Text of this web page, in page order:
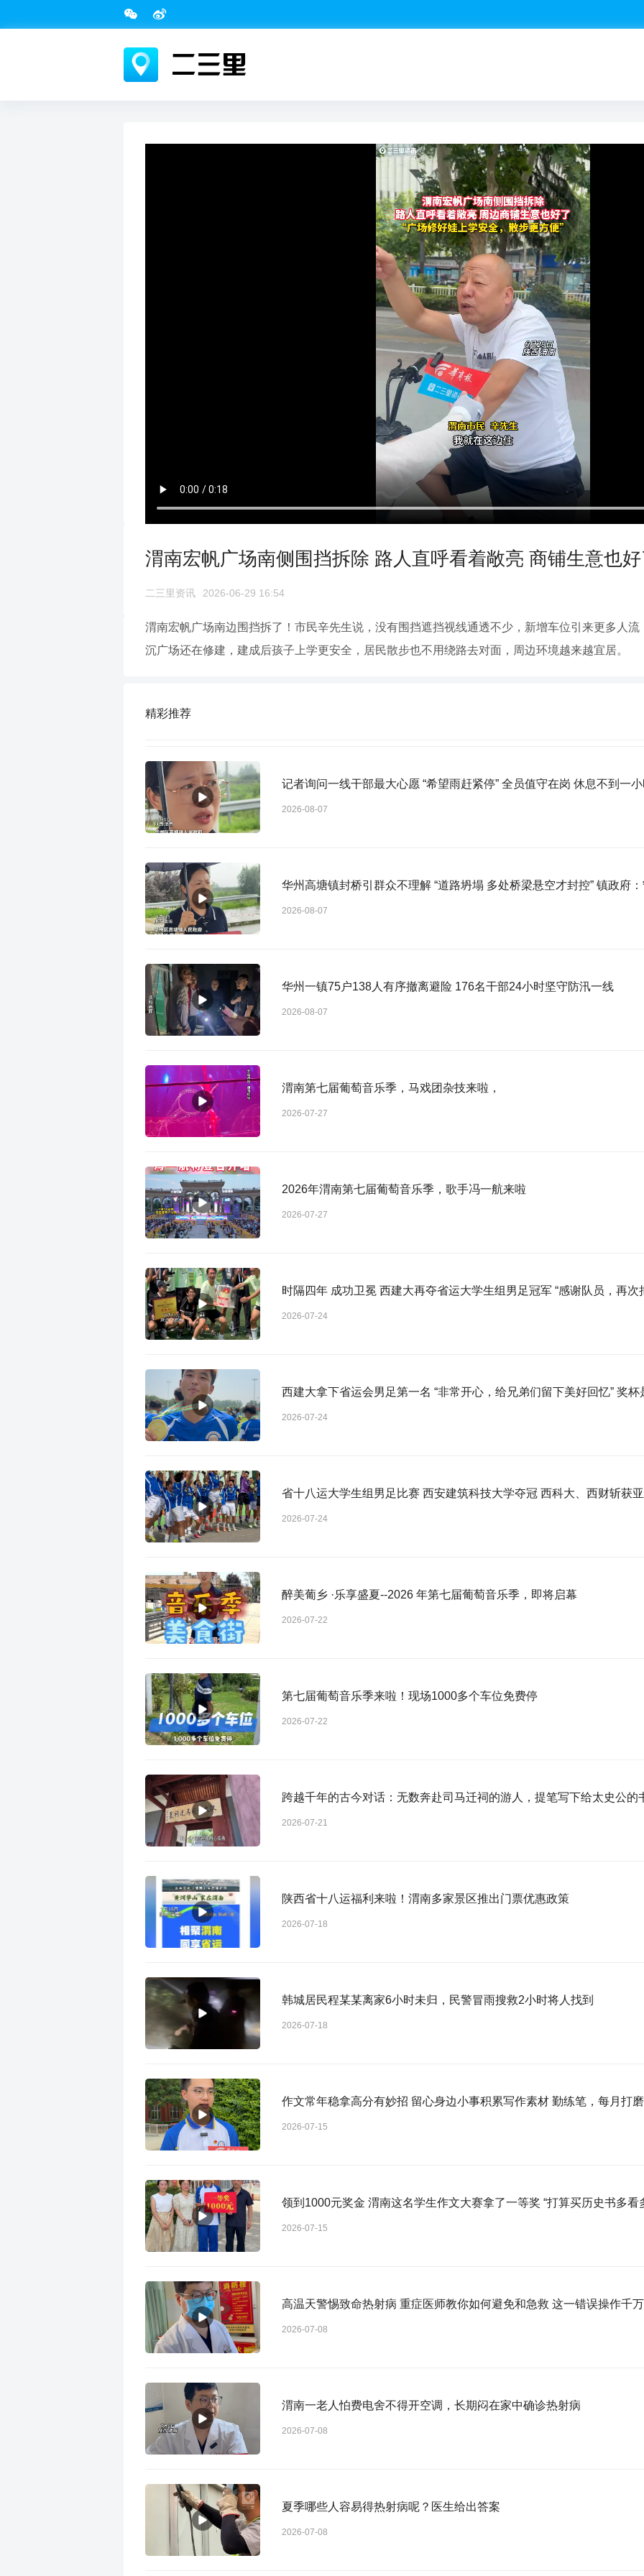
渭南宏帆广场南侧围挡拆除 路人直呼看着敞亮 商铺生意也
二三里资讯 2026-06-29 16:54
渭南宏帆广场南边围挡拆了！市民辛先生说，没有围挡遮挡视线通透不少，新增车位引来更多人
沉广场还在修建，建成后孩子上学更安全，居民散步也不用绕路去对面，周边环境越来越宜居。
精彩推荐
记者询问一线干部最大心愿 “希望雨赶紧停” 全员值守在岗 休息不到一
2026-08-07
华州高塘镇封桥引群众不理解 “道路坍塌 多处桥梁悬空才封控” 镇政府
2026-08-07
华州一镇75户138人有序撤离避险 176名干部24小时坚守防汛一线
2026-08-07
渭南第七届葡萄音乐季，马戏团杂技来啦，
2026-07-27
2026年渭南第七届葡萄音乐季，歌手冯一航来啦
2026-07-27
时隔四年 成功卫冕 西建大再夺省运大学生组男足冠军 “感谢队员，再次
2026-07-24
西建大拿下省运会男足第一名 “非常开心，给兄弟们留下美好回忆” 奖
2026-07-24
省十八运大学生组男足比赛 西安建筑科技大学夺冠 西科大、西财斩获
2026-07-24
醉美葡乡 ·乐享盛夏--2026 年第七届葡萄音乐季，即将启幕
2026-07-22
第七届葡萄音乐季来啦！现场1000多个车位免费停
2026-07-22
跨越千年的古今对话：无数奔赴司马迁祠的游人，提笔写下给太史公的
2026-07-21
陕西省十八运福利来啦！渭南多家景区推出门票优惠政策
2026-07-18
韩城居民程某某离家6小时未归，民警冒雨搜救2小时将人找到
2026-07-18
作文常年稳拿高分有妙招 留心身边小事积累写作素材 勤练笔，每月打
2026-07-15
领到1000元奖金 渭南这名学生作文大赛拿了一等奖 “打算买历史书多看
2026-07-15
高温天警惕致命热射病 重症医师教你如何避免和急救 这一错误操作千
2026-07-08
渭南一老人怕费电舍不得开空调，长期闷在家中确诊热射病
2026-07-08
夏季哪些人容易得热射病呢？医生给出答案
2026-07-08